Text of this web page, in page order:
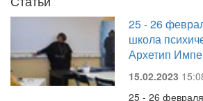
25 - 26
школа
Архетип
15.02.2023
25 - 26